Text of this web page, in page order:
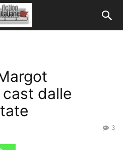
dalle
3